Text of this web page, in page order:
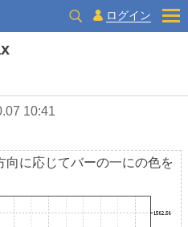
ログイン
10:41
向に応じてバーの一にの色を